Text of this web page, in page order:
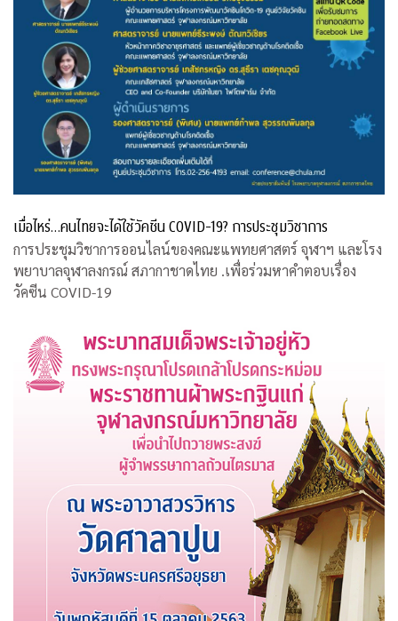
เมื่อไหร่…คนไทยจะได้ใช้วัคซีน COVID-19? การประชุมวิชาการ
การประชุมวิชาการออนไลน์ของคณะแพทยศาสตร์ จุฬาฯ และโรง
พยาบาลจุฬาลงกรณ์ สภากาชาดไทย .เพื่อร่วมหาคำตอบเรื่อง
วัคซีน COVID-19